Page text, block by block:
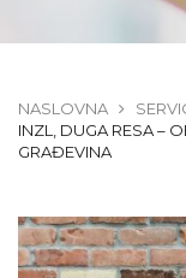
NASLOVNA
INZL, DUGA RESA –
GRAĐEVINA